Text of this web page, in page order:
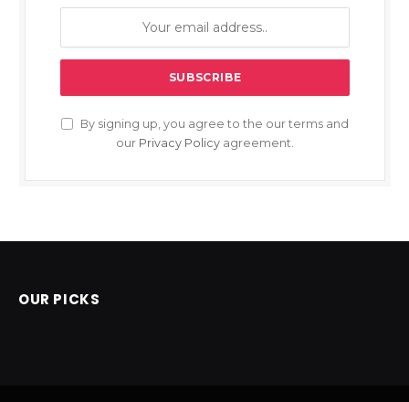
By signing up, you agree to the our terms and
our Privacy Policy agreement.
OUR PICKS